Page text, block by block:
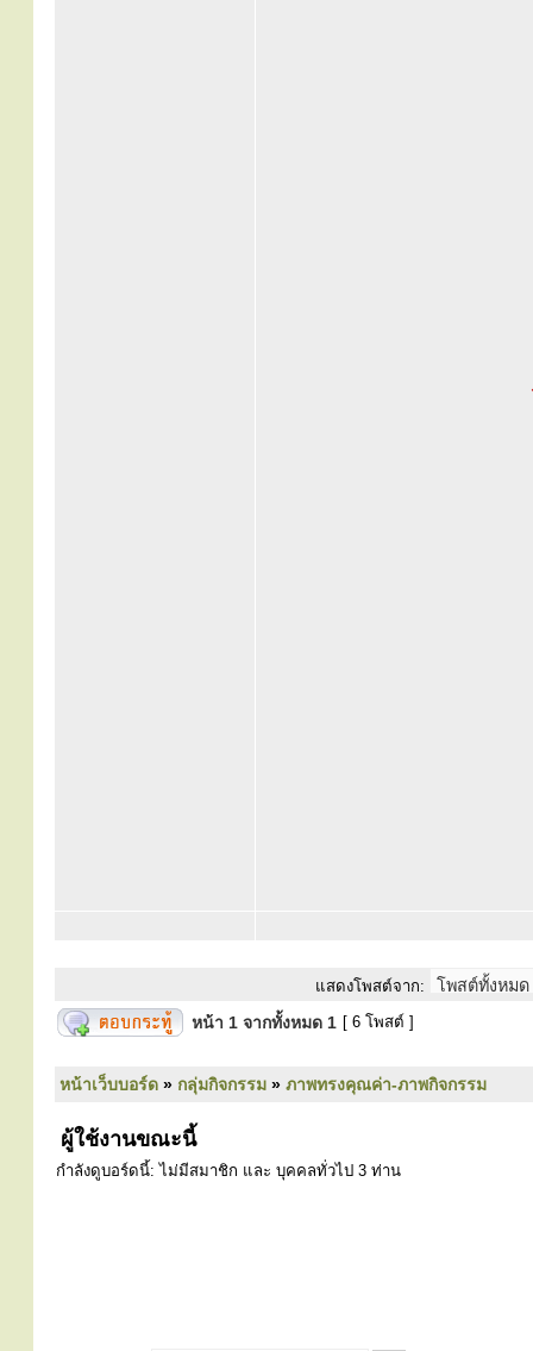
แสดงโพสต์จาก:
หน้า 1 จากทั้งหมด 1 [ 6 โพสต์ ]
หน้าเว็บบอร์ด » กลุ่มกิจกรรม » ภาพทรงคุณค่า-ภาพกิจกรรม
ผู้ใช้งานขณะนี้
กำลังดูบอร์ดนี้: ไม่มีสมาชิก และ บุคคลทั่วไป 3 ท่าน